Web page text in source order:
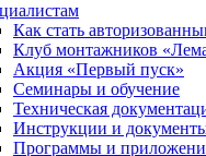
Как стать
Клуб монтажников
Акция «Первый пуск»
Семинары и обучение
Техническая
Инструкции и
Программы и